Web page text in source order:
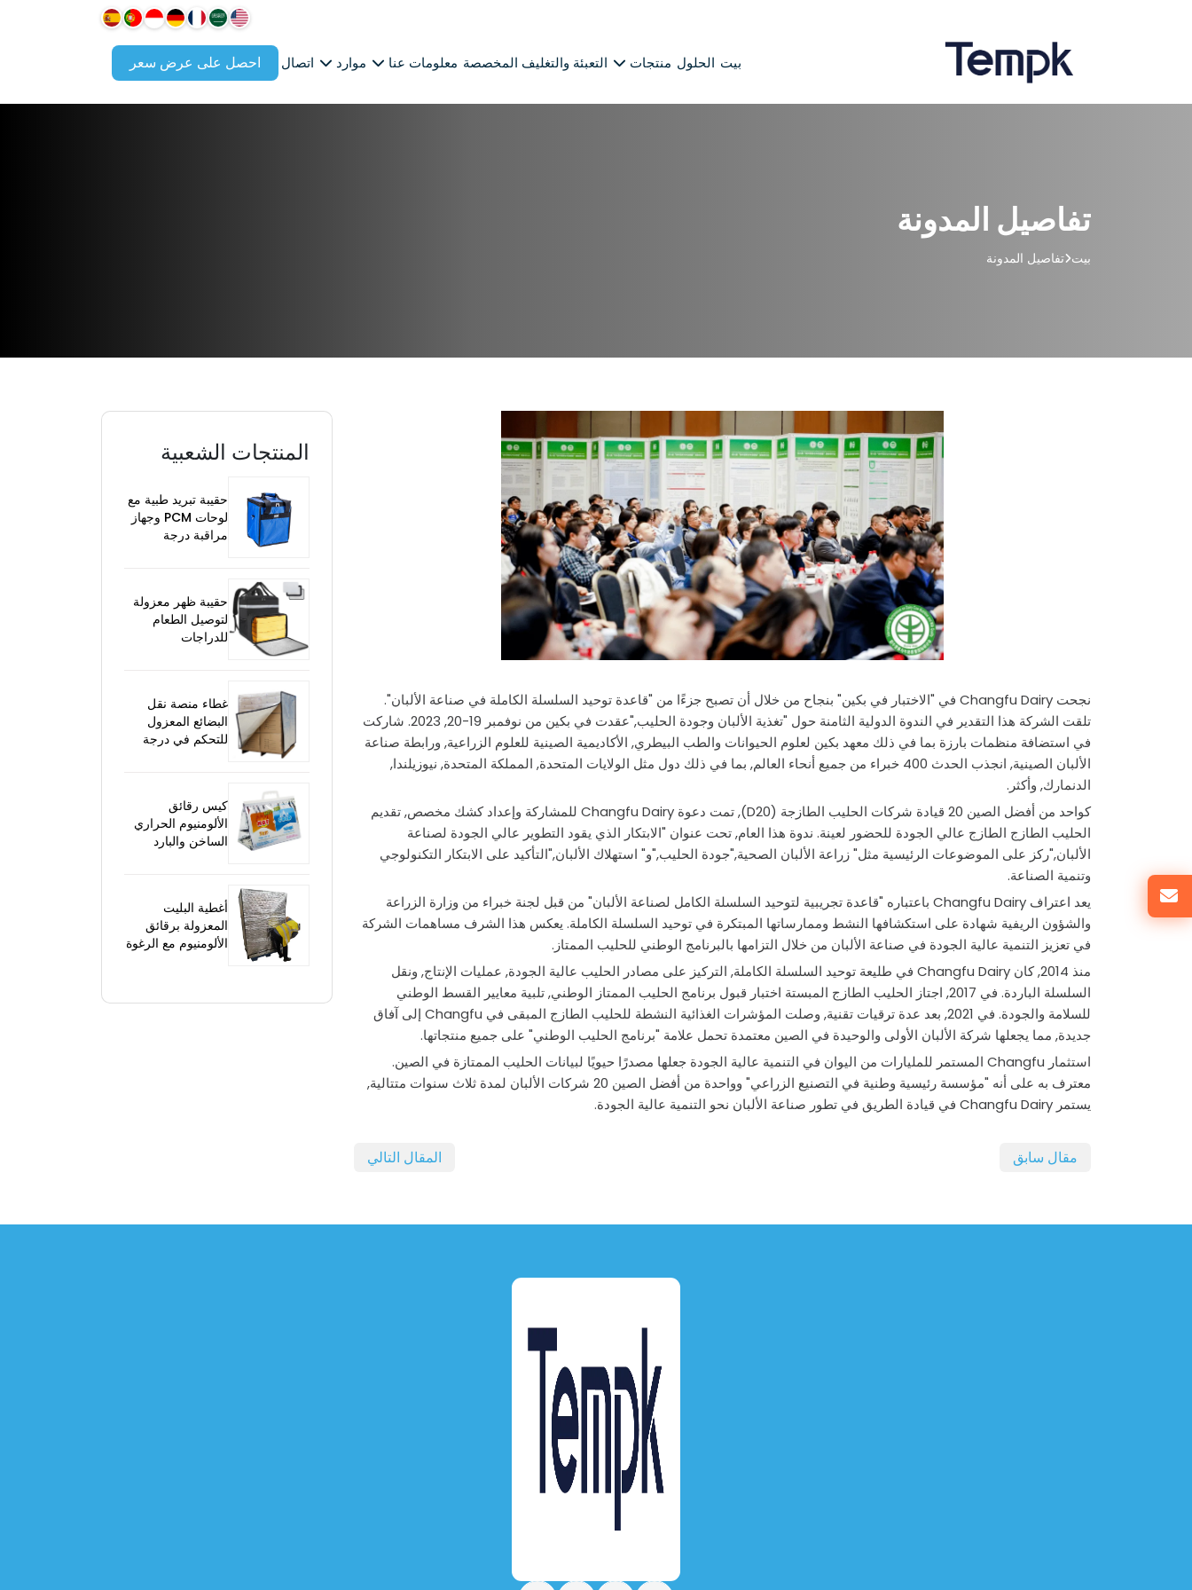
بيت الحلول منتجات التعبئة والتغليف المخصصة معلومات عنا موارد اتصال احصل على عرض سعر
تفاصيل المدونة
بيت تفاصيل المدونة
نجحت Changfu Dairy في "الاختبار في بكين" بنجاح من خلال أن تصبح جزءًا من "قاعدة توحيد السلسلة الكاملة في صناعة الألبان".
تلقت الشركة هذا التقدير في الندوة الدولية الثامنة حول "تغذية الألبان وجودة الحليب,"عقدت في بكين من نوفمبر 19-20, 2023. شاركت
في استضافة منظمات بارزة بما في ذلك معهد بكين لعلوم الحيوانات والطب البيطري, الأكاديمية الصينية للعلوم الزراعية, ورابطة صناعة
الألبان الصينية, انجذب الحدث 400 خبراء من جميع أنحاء العالم, بما في ذلك دول مثل الولايات المتحدة, المملكة المتحدة, نيوزيلندا,
الدنمارك, وأكثر.
كواحد من أفضل الصين 20 قيادة شركات الحليب الطازجة (D20), تمت دعوة Changfu Dairy للمشاركة وإعداد كشك مخصص, تقديم
الحليب الطازج الطازج عالي الجودة للحضور لعينة. ندوة هذا العام, تحت عنوان "الابتكار الذي يقود التطوير عالي الجودة لصناعة
الألبان,"ركز على الموضوعات الرئيسية مثل" زراعة الألبان الصحية,"جودة الحليب,"و" استهلاك الألبان,"التأكيد على الابتكار التكنولوجي
وتنمية الصناعة.
يعد اعتراف Changfu Dairy باعتباره "قاعدة تجريبية لتوحيد السلسلة الكامل لصناعة الألبان" من قبل لجنة خبراء من وزارة الزراعة
والشؤون الريفية شهادة على استكشافها النشط وممارساتها المبتكرة في توحيد السلسلة الكاملة. يعكس هذا الشرف مساهمات الشركة
في تعزيز التنمية عالية الجودة في صناعة الألبان من خلال التزامها بالبرنامج الوطني للحليب الممتاز.
منذ 2014, كان Changfu Dairy في طليعة توحيد السلسلة الكاملة, التركيز على مصادر الحليب عالية الجودة, عمليات الإنتاج, ونقل
السلسلة الباردة. في 2017, اجتاز الحليب الطازج المبستة اختبار قبول برنامج الحليب الممتاز الوطني, تلبية معايير القسط الوطني
للسلامة والجودة. في 2021, بعد عدة ترقيات تقنية, وصلت المؤشرات الغذائية النشطة للحليب الطازج المبقى في Changfu إلى آفاق
جديدة, مما يجعلها شركة الألبان الأولى والوحيدة في الصين معتمدة تحمل علامة "برنامج الحليب الوطني" على جميع منتجاتها.
استثمار Changfu المستمر للمليارات من اليوان في التنمية عالية الجودة جعلها مصدرًا حيويًا لبيانات الحليب الممتازة في الصين.
معترف به على أنه "مؤسسة رئيسية وطنية في التصنيع الزراعي" وواحدة من أفضل الصين 20 شركات الألبان لمدة ثلاث سنوات متتالية,
يستمر Changfu Dairy في قيادة الطريق في تطور صناعة الألبان نحو التنمية عالية الجودة.
مقال سابق المقال التالي
المنتجات الشعبية
حقيبة تبريد طبية مع
لوحات PCM وجهاز
مراقبة درجة
حقيبة ظهر معزولة
لتوصيل الطعام
للدراجات
غطاء منصة نقل
البضائع المعزول
للتحكم في درجة
كيس رقائق
الألومنيوم الحراري
الساخن والبارد
أغطية البليت
المعزولة برقائق
الألومنيوم مع الرغوة